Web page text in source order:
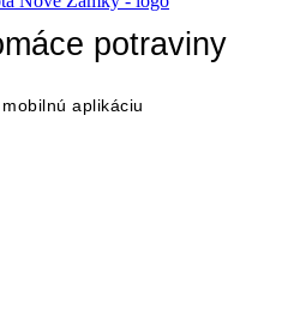
potraviny
aplikáciu